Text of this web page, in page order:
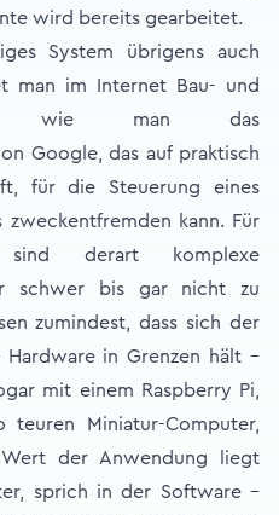
wird bereits gearbeitet.
System übrigens auch
man im Internet Bau- und
wie man das
Google, das auf praktisch
für die Steuerung eines
zweckentfremden kann. Für
sind derart komplexe
schwer bis gar nicht zu
zumindest, dass sich der
in Grenzen hält –
mit einem Raspberry Pi,
Miniatur-Computer,
der Anwendung liegt
sprich in der Software –